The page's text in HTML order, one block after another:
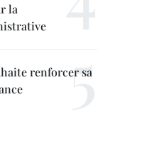
la
renforcer sa